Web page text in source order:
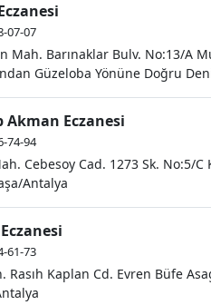
07-07
Mah. Barınaklar Bulv. No:13/A
Güzeloba Yönüne Doğru
Akman Eczanesi
74-94
Cebesoy Cad. 1273 Sk. No:5/C
Antalya
61-73
Rasıh Kaplan Cd. Evren Büfe